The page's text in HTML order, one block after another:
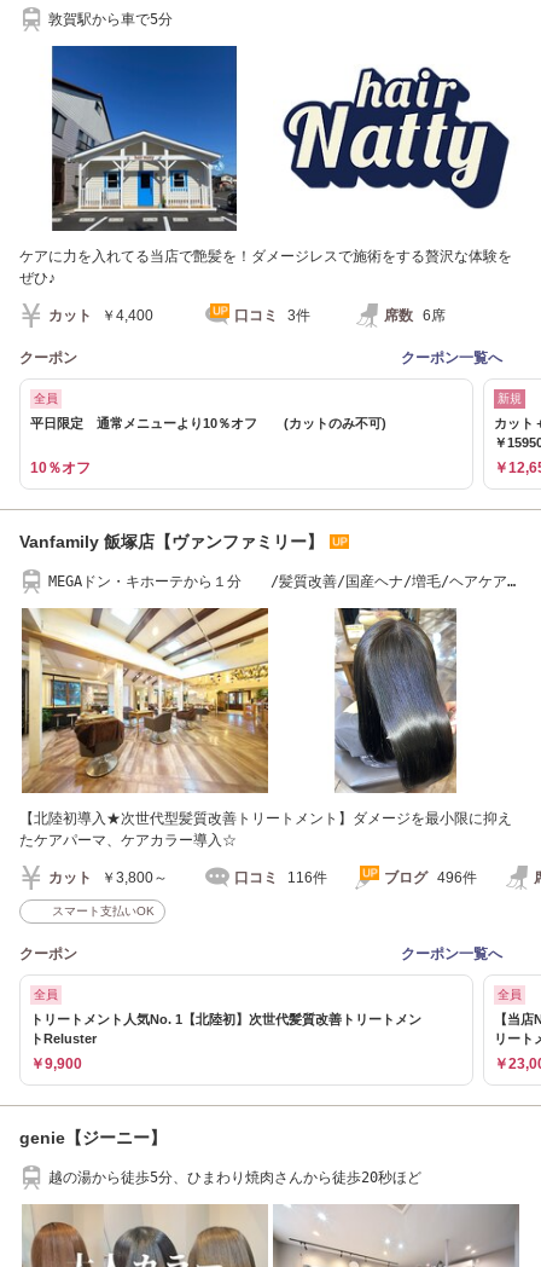
敦賀駅から車で5分
ケアに力を入れてる当店で艶髪を！ダメージレスで施術をする贅沢な体験を
ぜひ♪
カット ￥4,400 口コミ 3件 席数 6席
クーポン クーポン一覧へ
全員
平日限定 通常メニューより10％オフ (カットのみ不可)
10％オフ
新規
カット
￥
￥
Vanfamily 飯塚店【ヴァンファミリー】
MEGAドン・キホーテから１分 /髪質改善/国産ヘナ/増毛/ヘアケア特
【北陸初導入★次世代型髪質改善トリートメント】ダメージを最小限に抑え
たケアパーマ、ケアカラー導入☆
カット ￥3,800～ 口コミ 116件 ブログ 496件
スマート支払いOK
クーポン クーポン一覧へ
全員
トリートメント人気No. 1【北陸初】次世代髪質改善トリートメン
トReluster
￥9,900
全員
【当
リート
￥
genie【ジーニー】
越の湯から徒歩5分、ひまわり焼肉さんから徒歩20秒ほど